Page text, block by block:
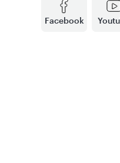
Facebook